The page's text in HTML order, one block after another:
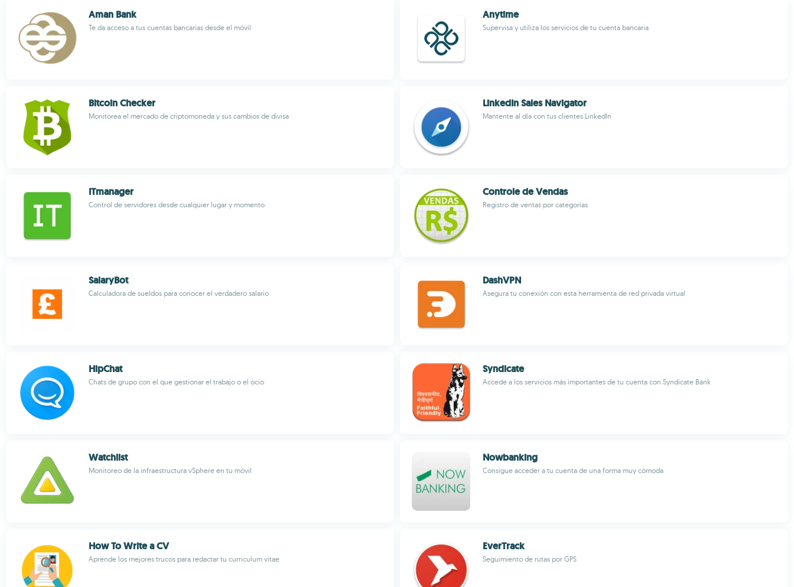
Aman Bank
Te da acceso a tus cuentas bancarias desde el móvil
Anytime
Supervisa y utiliza los servicios de tu cuenta bancaria
Bitcoin Checker
Monitorea el mercado de criptomoneda y sus cambios de divisa
LinkedIn Sales Navigator
Mantente al día con tus clientes LinkedIn
ITmanager
Control de servidores desde cualquier lugar y momento
Controle de Vendas
Registro de ventas por categorías
SalaryBot
Calculadora de sueldos para conocer el verdadero salario
DashVPN
Asegura tu conexión con esta herramienta de red privada virtual
HipChat
Chats de grupo con el que gestionar el trabajo o el ocio
Syndicate
Accede a los servicios más importantes de tu cuenta con Syndicate Bank
Watchlist
Monitoreo de la infraestructura vSphere en tu móvil
Nowbanking
Consigue acceder a tu cuenta de una forma muy cómoda
How To Write a CV
Aprende los mejores trucos para redactar tu curriculum vitae
EverTrack
Seguimiento de rutas por GPS